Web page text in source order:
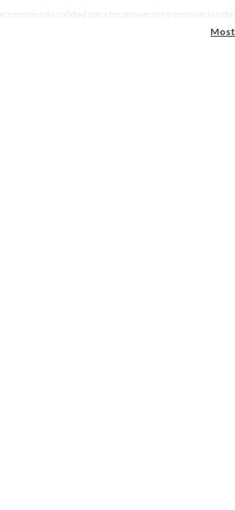
de calidad para tus proyectos y renovación
de productos de Escritorios en Sodimac.